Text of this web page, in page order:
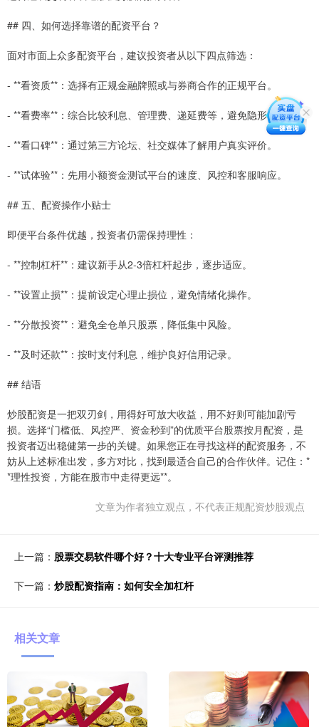
## 四、如何选择靠谱的配资平台？
面对市面上众多配资平台，建议投资者从以下四点筛选：
- **看资质**：选择有正规金融牌照或与券商合作的正规平台。
- **看费率**：综合比较利息、管理费、递延费等，避免隐形收费。
- **看口碑**：通过第三方论坛、社交媒体了解用户真实评价。
- **试体验**：先用小额资金测试平台的速度、风控和客服响应。
## 五、配资操作小贴士
即便平台条件优越，投资者仍需保持理性：
- **控制杠杆**：建议新手从2-3倍杠杆起步，逐步适应。
- **设置止损**：提前设定心理止损位，避免情绪化操作。
- **分散投资**：避免全仓单只股票，降低集中风险。
- **及时还款**：按时支付利息，维护良好信用记录。
## 结语
炒股配资是一把双刃剑，用得好可放大收益，用不好则可能加剧亏
损。选择“门槛低、风控严、资金秒到”的优质平台股票按月配资，是
投资者迈出稳健第一步的关键。如果您正在寻找这样的配资服务，不
妨从上述标准出发，多方对比，找到最适合自己的合作伙伴。记住：*
*理性投资，方能在股市中走得更远**。
文章为作者独立观点，不代表正规配资炒股观点
上一篇： 股票交易软件哪个好？十大专业平台评测推荐
下一篇： 炒股配资指南：如何安全加杠杆
相关文章